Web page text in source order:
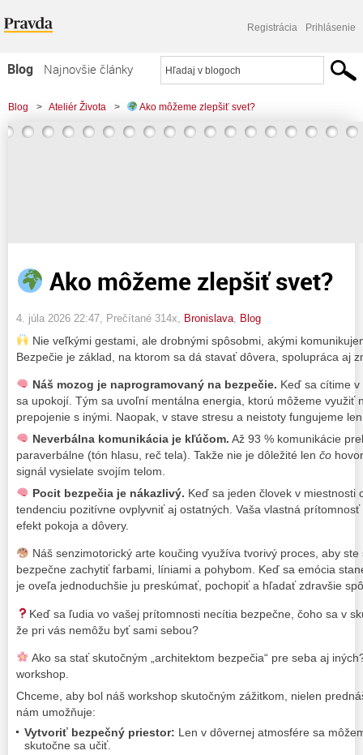
Registrácia Prihlásenie
Blog
Najnovšie články
Najčítanejšie články
Najkomentovanejšie články
Blog > Ateliér Života > Ako môžeme zlepšiť svet?
Ako môžeme zlepšiť svet?
4. júla 2026 22:47 , Prečítané 314x, Bronislava Blog
Nie veľkými gestami, ale drobnými spôsobmi, akými
Bezpečie je základ, na ktorom sa dá stavať dôvera, spolupráca aj
Náš mozog je naprogramovaný na bezpečie. Keď sa cítime
sa upokojí. Tým sa uvoľní mentálna energia, ktorú môžeme využiť
prepojenie s inými. Naopak, v stave stresu a neistoty fungujeme
Neverbálna komunikácia je kľúčom. Až 93 % komunikácie
paraverbálne (tón hlasu, reč tela). Takže nie je dôležité len čo
signál vysielate svojím telom.
Pocit bezpečia je nákazlivý. Keď sa jeden človek v
tendenciu pozitívne ovplyvniť aj ostatných. Vaša vlastná
efekt pokoja a dôvery.
Náš senzimotorický arte koučing využíva tvorivý proces, aby
bezpečne zachytiť farbami, líniami a pohybom. Keď sa emócia
je oveľa jednoduchšie ju preskúmať, pochopiť a hľadať zdravšie
Keď sa ľudia vo vašej prítomnosti necítia bezpečne, čoho sa v
že pri vás nemôžu byť sami sebou?
Ako sa stať skutočným „architektom bezpečia“ pre seba aj
workshop.
Chceme, aby bol náš workshop skutočným zážitkom, nielen
nám umožňuje:
Vytvoriť bezpečný priestor: Len v dôvernej atmosfére sa
skutočne sa učiť.